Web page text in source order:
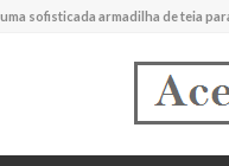
podem absorver nutrientes
do crescimento de cânceres